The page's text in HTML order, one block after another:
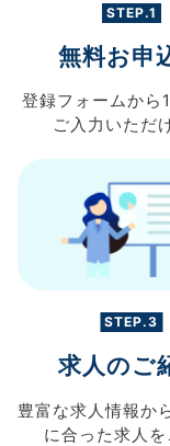
STEP.1
無料お申
登録フォームから
ご入力 いただ
STEP.3
求人のご
豊富な求人情報から
に合った求人を